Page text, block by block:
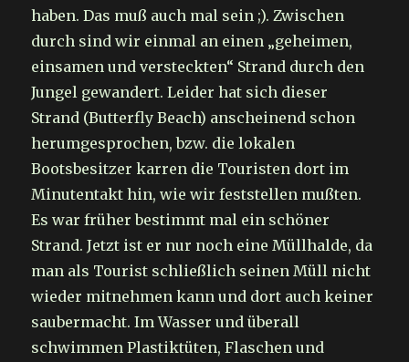
haben. Das muß auch mal sein ;). Zwischen
durch sind wir einmal an einen „geheimen,
einsamen und versteckten“ Strand durch den
Jungel gewandert. Leider hat sich dieser
Strand (Butterfly Beach) anscheinend schon
herumgesprochen, bzw. die lokalen
Bootsbesitzer karren die Touristen dort im
Minutentakt hin, wie wir feststellen mußten.
Es war früher bestimmt mal ein schöner
Strand. Jetzt ist er nur noch eine Müllhalde, da
man als Tourist schließlich seinen Müll nicht
wieder mitnehmen kann und dort auch keiner
saubermacht. Im Wasser und überall
schwimmen Plastiktüten, Flaschen und